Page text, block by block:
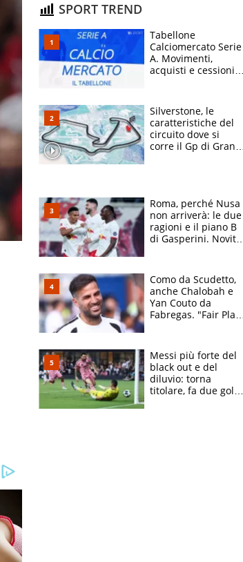
SPORT TREND
Tabellone
Calciomercato Serie
A. Movimenti,
acquisti e cessioni:
Silverstone, le
caratteristiche del
circuito dove si
corre il Gp di Gran
Roma, perché Nusa
non arriverà: le due
ragioni e il piano B
di Gasperini. Novità
Como da Scudetto,
anche Chalobah e
Yan Couto da
Fabregas. "Fair Play
multa"
Messi più forte del
black out e del
diluvio: torna
titolare, fa due gol e